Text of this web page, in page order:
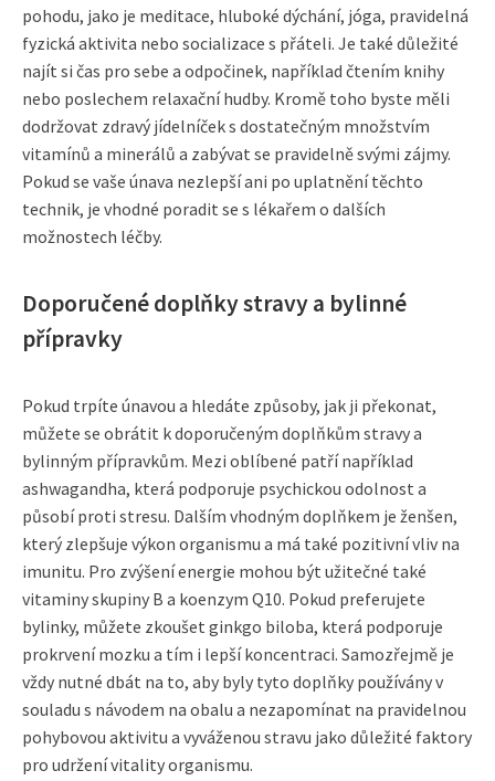
pohodu, jako je meditace, hluboké dýchání, jóga, pravidelná
fyzická aktivita nebo socializace s přáteli. Je také důležité
najít si čas pro sebe a odpočinek, například čtením knihy
nebo poslechem relaxační hudby. Kromě toho byste měli
dodržovat zdravý jídelníček s dostatečným množstvím
vitamínů a minerálů a zabývat se pravidelně svými zájmy.
Pokud se vaše únava nezlepší ani po uplatnění těchto
technik, je vhodné poradit se s lékařem o dalších
možnostech léčby.
Doporučené doplňky stravy a bylinné
přípravky
Pokud trpíte únavou a hledáte způsoby, jak ji překonat,
můžete se obrátit k doporučeným doplňkům stravy a
bylinným přípravkům. Mezi oblíbené patří například
ashwagandha, která podporuje psychickou odolnost a
působí proti stresu. Dalším vhodným doplňkem je ženšen,
který zlepšuje výkon organismu a má také pozitivní vliv na
imunitu. Pro zvýšení energie mohou být užitečné také
vitaminy skupiny B a koenzym Q10. Pokud preferujete
bylinky, můžete zkoušet ginkgo biloba, která podporuje
prokrvení mozku a tím i lepší koncentraci. Samozřejmě je
vždy nutné dbát na to, aby byly tyto doplňky používány v
souladu s návodem na obalu a nezapomínat na pravidelnou
pohybovou aktivitu a vyváženou stravu jako důležité faktory
pro udržení vitality organismu.